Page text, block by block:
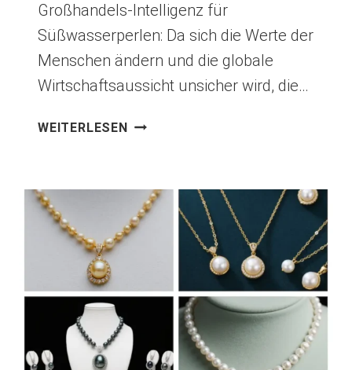
Großhandels-Intelligenz für
Süßwasserperlen: Da sich die Werte der
Menschen ändern und die globale
Wirtschaftsaussicht unsicher wird, die…
WEITERLESENGROSSHANDELS-I
ENDS IN
DE
RBRAUCHERNACHFRAGE NA
RLEN, NU
TZE DI